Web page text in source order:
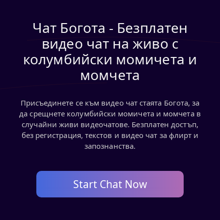
Чат Богота - Безплатен
видео чат на живо с
колумбийски момичета и
момчета
Присъединете се към видео чат стаята Богота, за
да срещнете колумбийски момичета и момчета в
случайни живи видеочатове. Безплатен достъп,
без регистрация, текстов и видео чат за флирт и
запознанства.
Start Chat Now